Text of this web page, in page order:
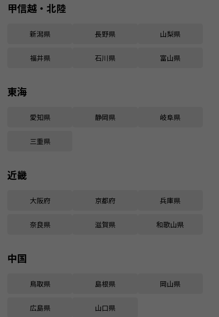
甲信越・北陸
新潟県 長野県 山梨県
福井県 石川県 富山県
東海
愛知県 静岡県 岐阜県
三重県
近畿
大阪府 京都府 兵庫県
奈良県 滋賀県 和歌山県
中国
鳥取県 島根県 岡山県
広島県 山口県